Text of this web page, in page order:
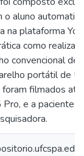
o aluno
na plataforma
como
convencional
portátil de
filmados
e a paciente-